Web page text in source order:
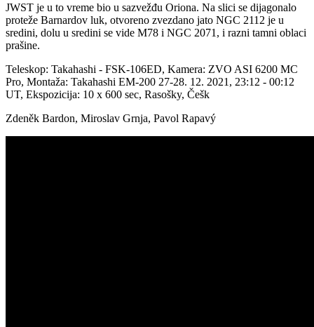
JWST je u to vreme bio u sazvežđu Oriona. Na slici se dijagonalo
proteže Barnardov luk, otvoreno zvezdano jato NGC 2112 je u
sredini, dolu u sredini se vide M78 i NGC 2071, i razni tamni oblaci
prašine.
Teleskop: Takahashi - FSK-106ED, Kamera: ZVO ASI 6200 MC
Pro, Montaža: Takahashi EM-200 27-28. 12. 2021, 23:12 - 00:12
UT, Ekspozicija: 10 x 600 sec, Rasošky, Češk
Zdeněk Bardon, Miroslav Grnja, Pavol Rapavý